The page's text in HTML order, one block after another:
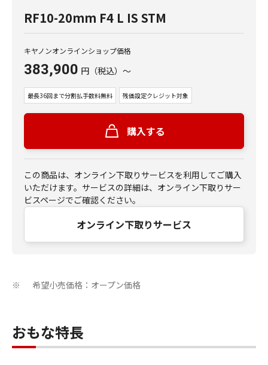
RF10-20mm F4 L IS STM
キヤノンオンラインショップ価格
383,900 円 （税込） ～
最長36回まで分割払手数料無料 残価設定クレジット対象
購入する
この商品は、オンライン下取りサービスを利用してご購入
いただけます。サービスの詳細は、オンライン下取りサー
ビスページでご確認ください。
オンライン下取りサービス
※ 希望小売価格：オープン価格
おもな特長